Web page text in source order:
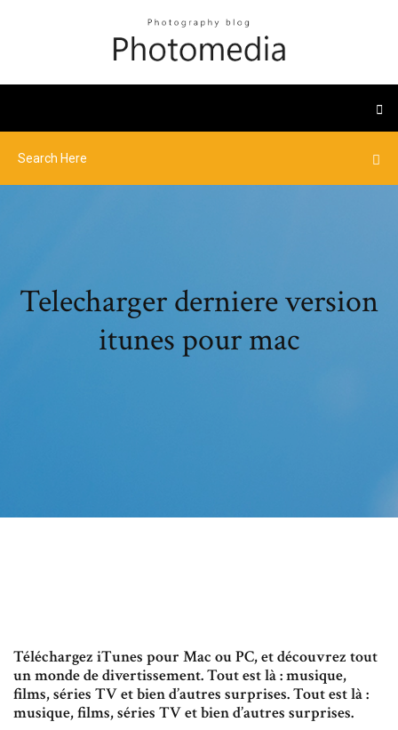
Telecharger derniere version
itunes pour mac
Téléchargez iTunes pour Mac ou PC, et découvrez tout
un monde de divertissement. Tout est là : musique,
films, séries TV et bien d’autres surprises. Tout est là :
musique, films, séries TV et bien d’autres surprises.